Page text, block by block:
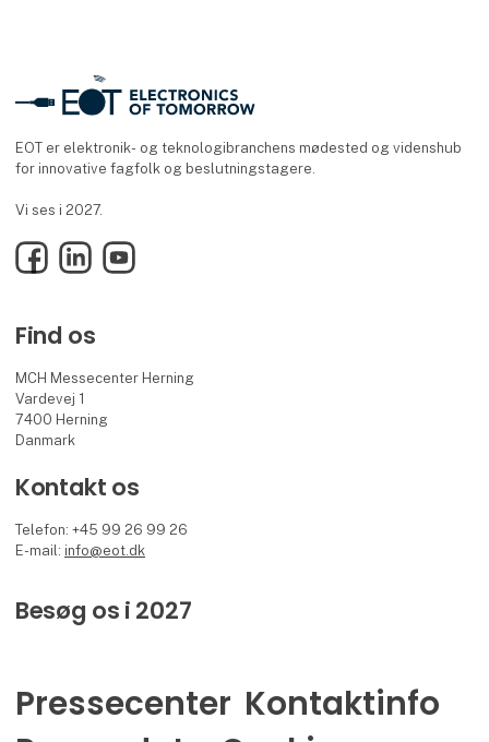
EOT er elektronik- og teknologibranchens mødested og videnshub
for innovative fagfolk og beslutningstagere.
Vi ses i 2027.
FacebookLinkedInYouTube
Find os
MCH Messecenter Herning
Vardevej 1
7400 Herning
Danmark
Kontakt os
Telefon: +45 99 26 99 26
E-mail: info@eot.dk
Besøg os i 2027
Pressecenter Kontaktinfo